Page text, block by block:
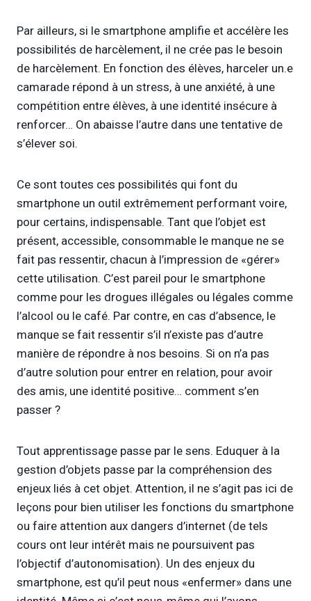
Par ailleurs, si le smartphone amplifie et accélère les
possibilités de harcèlement, il ne crée pas le besoin
de harcèlement. En fonction des élèves, harceler un.e
camarade répond à un stress, à une anxiété, à une
compétition entre élèves, à une identité insécure à
renforcer… On abaisse l’autre dans une tentative de
s’élever soi.
Ce sont toutes ces possibilités qui font du
smartphone un outil extrêmement performant voire,
pour certains, indispensable. Tant que l’objet est
présent, accessible, consommable le manque ne se
fait pas ressentir, chacun à l’impression de «gérer»
cette utilisation. C’est pareil pour le smartphone
comme pour les drogues illégales ou légales comme
l’alcool ou le café. Par contre, en cas d’absence, le
manque se fait ressentir s’il n’existe pas d’autre
manière de répondre à nos besoins. Si on n’a pas
d’autre solution pour entrer en relation, pour avoir
des amis, une identité positive… comment s’en
passer ?
Tout apprentissage passe par le sens. Eduquer à la
gestion d’objets passe par la compréhension des
enjeux liés à cet objet. Attention, il ne s’agit pas ici de
leçons pour bien utiliser les fonctions du smartphone
ou faire attention aux dangers d’internet (de tels
cours ont leur intérêt mais ne poursuivent pas
l’objectif d’autonomisation). Un des enjeux du
smartphone, est qu’il peut nous «enfermer» dans une